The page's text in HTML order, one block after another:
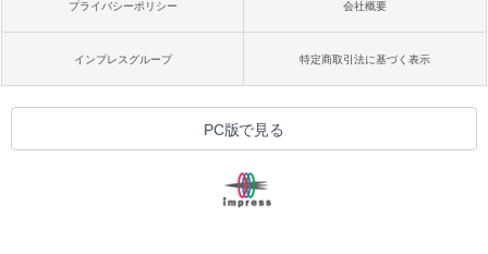
プライバシーポリシー 会社概要
インプレスグループ 特定商取引法に基づく表示
PC版で見る